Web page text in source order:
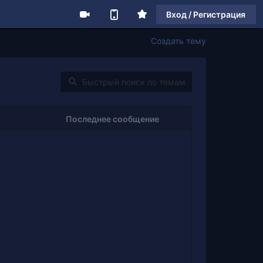
Вход / Регистрация
Создать тему
Последнее сообщение